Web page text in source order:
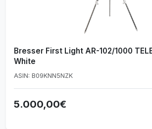
Bresser First Light AR-102/1000
White
ASIN: B09KNN5NZK
5.000,00€